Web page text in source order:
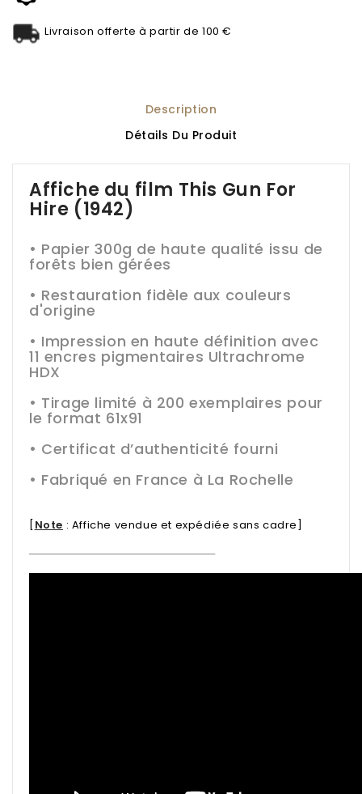
Livraison offerte à partir de 100 €
Description
Détails Du Produit
Affiche du film This Gun For
Hire (1942)
• Papier 300g de haute qualité issu de
forêts bien gérées
• Restauration fidèle aux couleurs
d'origine
• Impression en haute définition avec
11 encres pigmentaires Ultrachrome
HDX
• Tirage limité à 200 exemplaires pour
le format 61x91
• Certificat d’authenticité fourni
• Fabriqué en France à La Rochelle
[Note : Affiche vendue et expédiée sans cadre]